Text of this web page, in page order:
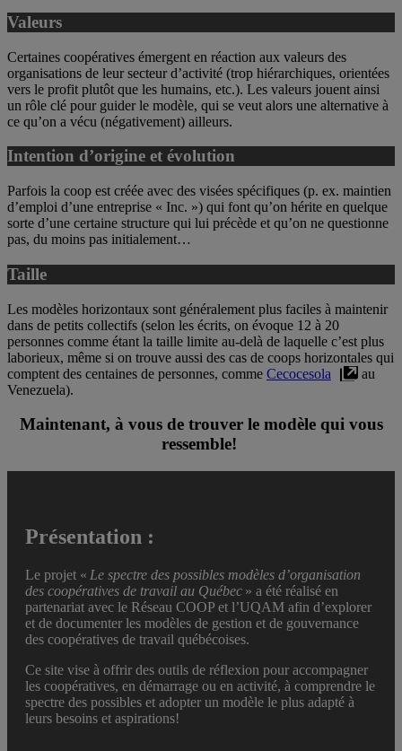
Valeurs
Certaines coopératives émergent en réaction aux valeurs des
organisations de leur secteur d’activité (trop hiérarchiques, orientées
vers le profit plutôt que les humains, etc.). Les valeurs jouent ainsi
un rôle clé pour guider le modèle, qui se veut alors une alternative à
ce qu’on a vécu (négativement) ailleurs.
Intention d’origine et évolution
Parfois la coop est créée avec des visées spécifiques (p. ex. maintien
d’emploi d’une entreprise « Inc. ») qui font qu’on hérite en quelque
sorte d’une certaine structure qui lui précède et qu’on ne questionne
pas, du moins pas initialement…
Taille
Les modèles horizontaux sont généralement plus faciles à maintenir
dans de petits collectifs (selon les écrits, on évoque 12 à 20
personnes comme étant la taille limite au-delà de laquelle c’est plus
laborieux, même si on trouve aussi des cas de coops horizontales qui
comptent des centaines de personnes, comme Cecocesola
au
Venezuela).
Maintenant, à vous de trouver le modèle qui vous
ressemble!
Présentation :
Le projet « Le spectre des possibles modèles d’organisation
des coopératives de travail au Québec » a été réalisé en
partenariat avec le Réseau COOP et l’UQAM afin d’explorer
et de documenter les modèles de gestion et de gouvernance
des coopératives de travail québécoises.
Ce site vise à offrir des outils de réflexion pour accompagner
les coopératives, en démarrage ou en activité, à comprendre le
spectre des possibles et adopter un modèle le plus adapté à
leurs besoins et aspirations!